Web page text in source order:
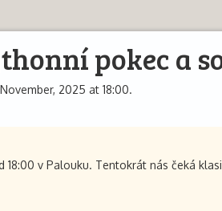
pokec a
2025 at 18:00.
v Palouku. Tentokrát nás čeká